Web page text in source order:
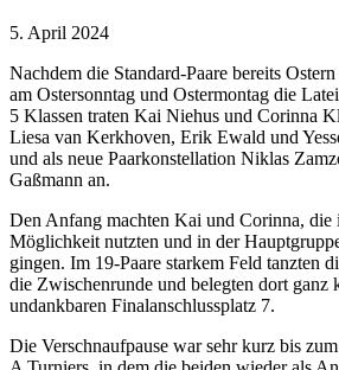
5. April 2024
Nachdem die Standard-Paare bereits
am Ostersonntag und Ostermontag die
5 Klassen traten Kai Niehus und Corinna
Liesa van Kerkhoven, Erik Ewald und
und als neue Paarkonstellation Niklas
Gaßmann an.
Den Anfang machten Kai und Corinna, die
Möglichkeit nutzten und in der
gingen. Im 19-Paare starkem Feld tanzten
die Zwischenrunde und belegten dort ganz
undankbaren Finalanschlussplatz 7.
Die Verschnaufpause war sehr kurz bis